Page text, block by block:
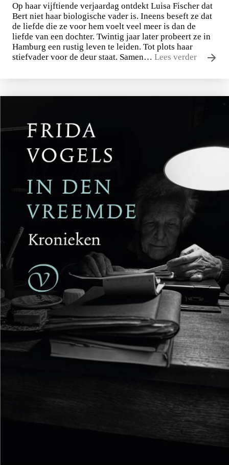
Reinhard Kaiser-Mühlecker
Brandende velden
€27,50
BESTEL
Op haar vijftiende verjaardag ontdekt Luisa Fischer dat
Bert niet haar biologische vader is. Ineens beseft ze dat
de liefde die ze voor hem voelt veel meer is dan de
liefde van een dochter. Twintig jaar later probeert ze in
Hamburg een rustig leven te leiden. Tot plots haar
stiefvader voor de deur staat. Samen… Lees verder